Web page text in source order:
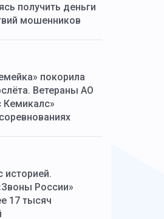
получить деньги
мошенников
покорила
Ветераны АО
историей.
России»
17 тысяч